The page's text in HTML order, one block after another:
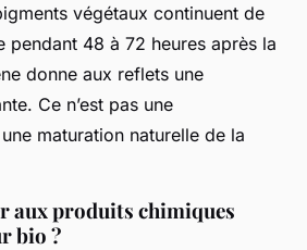
végétaux continuent de
pendant 48 à 72 heures après la
donne aux reflets une
Ce n’est pas une
maturation naturelle de la
aux produits chimiques
bio ?